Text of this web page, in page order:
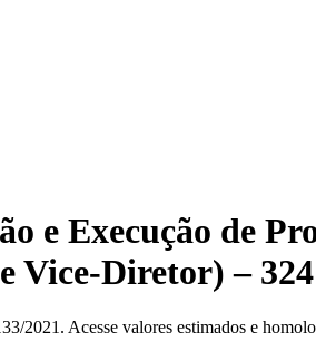
e Execução de
Vice-Diretor) –
2021. Acesse valores estimados e